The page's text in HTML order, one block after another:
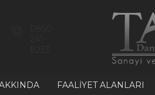
FAALIYET ALANLARI